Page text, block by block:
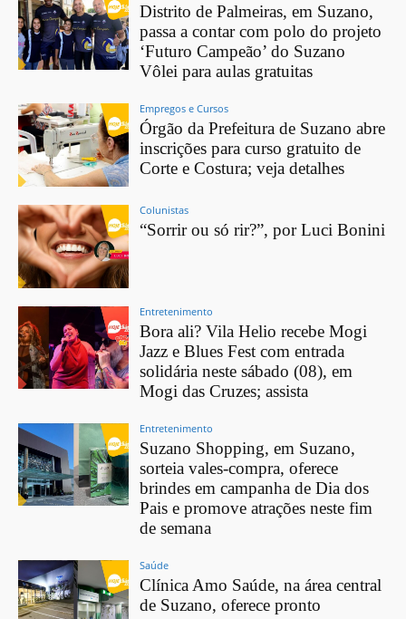
Distrito de Palmeiras, em Suzano,
passa a contar com polo do projeto
‘Futuro Campeão’ do Suzano
Vôlei para aulas gratuitas
Empregos e Cursos
Órgão da Prefeitura de Suzano abre
inscrições para curso gratuito de
Corte e Costura; veja detalhes
Colunistas
“Sorrir ou só rir?”, por Luci Bonini
Entretenimento
Bora ali? Vila Helio recebe Mogi
Jazz e Blues Fest com entrada
solidária neste sábado (08), em
Mogi das Cruzes; assista
Entretenimento
Suzano Shopping, em Suzano,
sorteia vales-compra, oferece
brindes em campanha de Dia dos
Pais e promove atrações neste fim
de semana
Saúde
Clínica Amo Saúde, na área central
de Suzano, oferece pronto